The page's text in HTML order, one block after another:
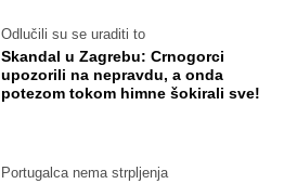
Odlučili su se uraditi to
Skandal u Zagrebu: Crnogorci
upozorili na nepravdu, a onda
potezom tokom himne šokirali sve!
Portugalca nema strpljenja